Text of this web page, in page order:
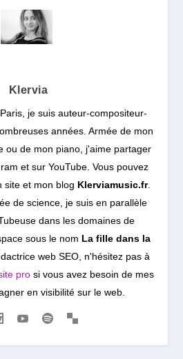
Klervia
je suis auteur-compositeur-
années. Armée de mon
ou de mon piano, j'aime partager
et sur YouTube. Vous pouvez
site et mon blog Klerviamusic.fr.
de science, je suis en parallèle
dans les domaines de
sous le nom La fille dans la
web SEO, n'hésitez pas à
prosi vous avez besoin de mes
en visibilité sur le web.